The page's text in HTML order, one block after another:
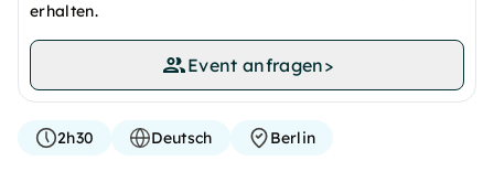
erhalten.
Event anfragen>
2h30 Deutsch Berlin